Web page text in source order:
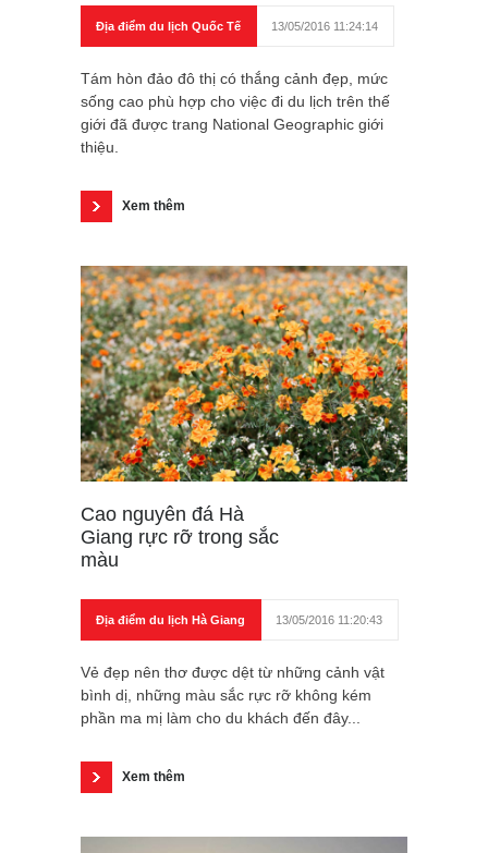
Địa điểm du lịch Quốc Tế 13/05/2016 11:24:14
Tám hòn đảo đô thị có thắng cảnh đẹp, mức
sống cao phù hợp cho việc đi du lịch trên thế
giới đã được trang National Geographic giới
thiệu.
Xem thêm
Cao nguyên đá Hà
Giang rực rỡ trong sắc
màu
Địa điểm du lịch Hà Giang 13/05/2016 11:20:43
Vẻ đẹp nên thơ được dệt từ những cảnh vật
bình dị, những màu sắc rực rỡ không kém
phần ma mị làm cho du khách đến đây...
Xem thêm